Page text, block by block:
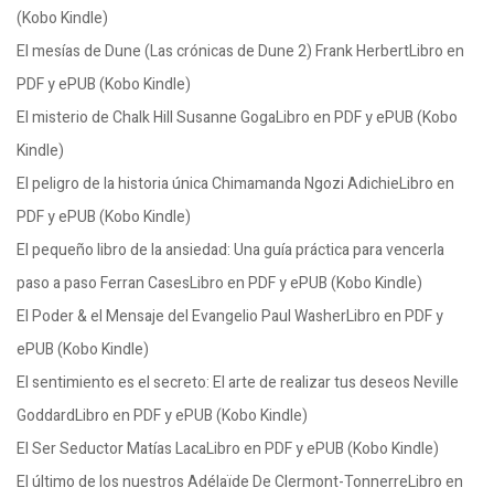
(Kobo Kindle)
El mesías de Dune (Las crónicas de Dune 2) Frank HerbertLibro en
PDF y ePUB (Kobo Kindle)
El misterio de Chalk Hill Susanne GogaLibro en PDF y ePUB (Kobo
Kindle)
El peligro de la historia única Chimamanda Ngozi AdichieLibro en
PDF y ePUB (Kobo Kindle)
El pequeño libro de la ansiedad: Una guía práctica para vencerla
paso a paso Ferran CasesLibro en PDF y ePUB (Kobo Kindle)
El Poder & el Mensaje del Evangelio Paul WasherLibro en PDF y
ePUB (Kobo Kindle)
El sentimiento es el secreto: El arte de realizar tus deseos Neville
GoddardLibro en PDF y ePUB (Kobo Kindle)
El Ser Seductor Matías LacaLibro en PDF y ePUB (Kobo Kindle)
El último de los nuestros Adélaïde De Clermont-TonnerreLibro en